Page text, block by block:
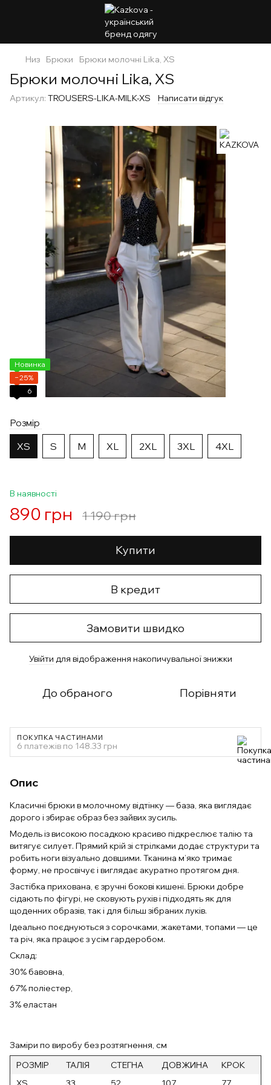
Низ Брюки Брюки молочні Lika, XS
Брюки молочні Lika, XS
Артикул: TROUSERS-LIKA-MILK-XS Написати відгук
Новинка
−25%
6
Розмір
XS S M XL 2XL 3XL 4XL
В наявності
890 грн 1 190 грн
Купити
В кредит
Замовити швидко
Увійти для відображення накопичувальної знижки
До обраного Порівняти
ПОКУПКА ЧАСТИНАМИ
6 платежів по 148.33 грн
Опис
Класичні брюки в молочному відтінку — база, яка виглядає
дорого і збирає образ без зайвих зусиль.
Модель із високою посадкою красиво підкреслює талію та
витягує силует. Прямий крій зі стрілками додає структури та
робить ноги візуально довшими. Тканина м’яко тримає
форму, не просвічує і виглядає акуратно протягом дня.
Застібка прихована, є зручні бокові кишені. Брюки добре
сідають по фігурі, не сковують рухів і підходять як для
щоденних образів, так і для більш зібраних луків.
Ідеально поєднуються з сорочками, жакетами, топами — це
та річ, яка працює з усім гардеробом.
Склад:
30% бавовна,
67% поліестер,
3% еластан
Заміри по виробу без розтягнення, см
РОЗМІР
ТАЛІЯ СТЕГНА ДОВЖИНА
КРОК